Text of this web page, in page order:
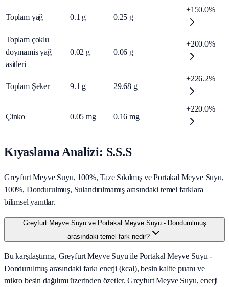
Toplam yağ 0.1 g 0.25 g
+150.0%
Toplam çoklu
doymamis yağ
asitleri
0.02 g 0.06 g
+200.0%
Toplam Şeker 9.1 g 29.68 g
+226.2%
Çinko 0.05 mg 0.16 mg
+220.0%
Kıyaslama Analizi: S.S.S
Greyfurt Meyve Suyu, 100%, Taze Sıkılmış ve Portakal Meyve Suyu,
100%, Dondurulmuş, Sulandırılmamış arasındaki temel farklara
bilimsel yanıtlar.
Greyfurt Meyve Suyu ve Portakal Meyve Suyu - Dondurulmuş
arasındaki temel fark nedir?
Bu karşılaştırma, Greyfurt Meyve Suyu ile Portakal Meyve Suyu -
Dondurulmuş arasındaki farkı enerji (kcal), besin kalite puanı ve
mikro besin dağılımı üzerinden özetler. Greyfurt Meyve Suyu, enerji